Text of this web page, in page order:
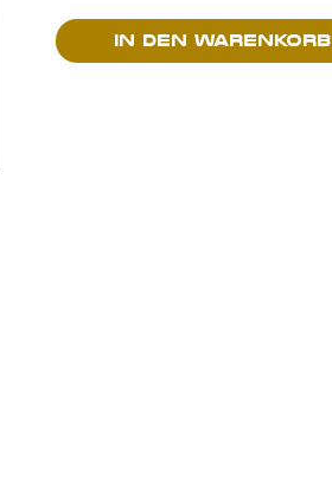
In den Warenkorb